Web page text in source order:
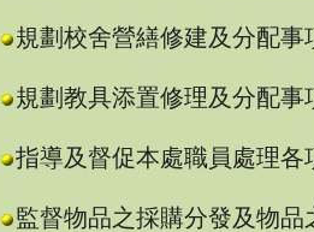
規劃校舍營繕修建及分配事
規劃教具添置修理及分配事
指導及督促本處職員處理各
監督物品之採購分發及物品